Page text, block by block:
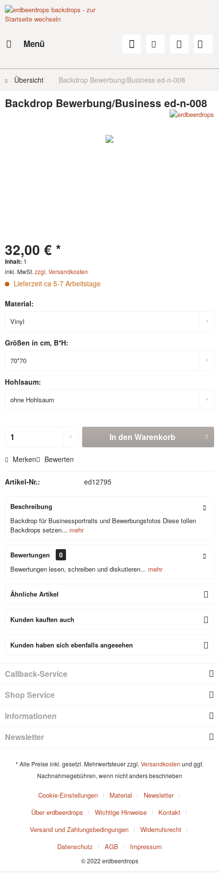
Menü
Übersicht Backdrop Bewerbung/Business ed-n-008
Backdrop Bewerbung/Business ed-n-008
32,00 € *
Inhalt: 1
inkl. MwSt. zzgl. Versandkosten
Lieferzeit ca 5-7 Arbeitstage
Material:
Größen in cm, B*H:
Hohlsaum:
In den Warenkorb
Merken Bewerten
Artikel-Nr.: ed12795
Beschreibung
Backdrop für Businessportraits und Bewerbungsfotos Diese tollen
Backdrops setzen... mehr
Bewertungen
0
Bewertungen lesen, schreiben und diskutieren... mehr
Ähnliche Artikel
Kunden kauften auch
Kunden haben sich ebenfalls angesehen
Callback-Service
Shop Service
Informationen
Newsletter
* Alle Preise inkl. gesetzl. Mehrwertsteuer zzgl. Versandkosten und ggf.
Nachnahmegebühren, wenn nicht anders beschrieben
Cookie-Einstellungen Material
Newsletter
Über erdbeerdrops
Wichtige Hinweise
Kontakt
Versand und Zahlungsbedingungen
Widerrufsrecht
Datenschutz
AGB Impressum
© 2022 erdbeerdrops